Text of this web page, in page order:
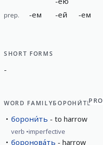
prep. -ем -ей -ем
SHORT FORMS
-
WORD FAMILYБОРОНИ́ТЬPRO
борони́ть to harrow
verb imperfective
боронова́ть harrow